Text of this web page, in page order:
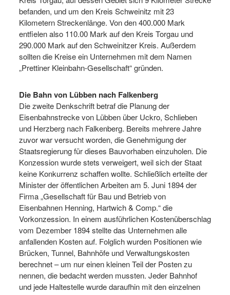
befanden, und um den Kreis Schweinitz mit 23
Kilometern Streckenlänge. Von den 400.000 Mark
entfielen also 110.00 Mark auf den Kreis Torgau und
290.000 Mark auf den Schweinitzer Kreis. Außerdem
sollten die Kreise ein Unternehmen mit dem Namen
„Prettiner Kleinbahn-Gesellschaft“ gründen.
Die Bahn von Lübben nach Falkenberg
Die zweite Denkschrift betraf die Planung der
Eisenbahnstrecke von Lübben über Uckro, Schlieben
und Herzberg nach Falkenberg. Bereits mehrere Jahre
zuvor war versucht worden, die Genehmigung der
Staatsregierung für dieses Bauvorhaben einzuholen. Die
Konzession wurde stets verweigert, weil sich der Staat
keine Konkurrenz schaffen wollte. Schließlich erteilte der
Minister der öffentlichen Arbeiten am 5. Juni 1894 der
Firma „Gesellschaft für Bau und Betrieb von
Eisenbahnen Henning, Hartwich & Comp.“ die
Vorkonzession. In einem ausführlichen Kostenüberschlag
vom Dezember 1894 stellte das Unternehmen alle
anfallenden Kosten auf. Folglich wurden Positionen wie
Brücken, Tunnel, Bahnhöfe und Verwaltungskosten
berechnet – um nur einen kleinen Teil der Posten zu
nennen, die bedacht werden mussten. Jeder Bahnhof
und jede Haltestelle wurde daraufhin mit den einzelnen